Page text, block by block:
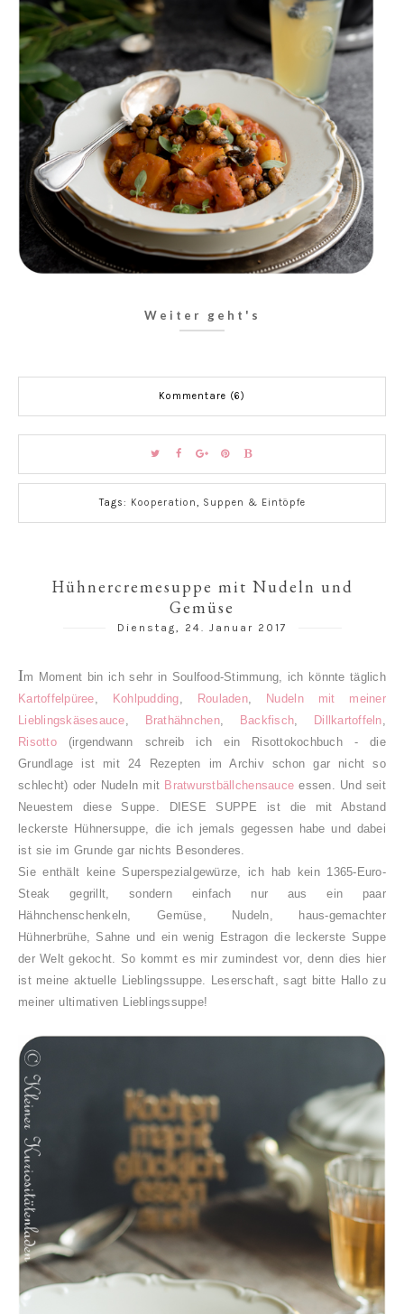
Weiter geht's
Kommentare (6)
Tags: Kooperation, Suppen & Eintöpfe
Hühnercremesuppe mit Nudeln und
Gemüse
Dienstag, 24. Januar 2017
Im Moment bin ich sehr in Soulfood-Stimmung, ich könnte täglich
Kartoffelpüree, Kohlpudding, Rouladen,
Nudeln mit meiner
Lieblingskäsesauce, Brathähnchen, Backfisch, Dillkartoffeln,
Risotto(irgendwann schreib ich ein Risottokochbuch - die
Grundlage ist mit 24 Rezepten im Archiv schon gar nicht so
schlecht) oder Nudeln mit Bratwurstbällchensauce essen. Und seit
Neuestem diese Suppe. DIESE SUPPE ist die mit Abstand
leckerste Hühnersuppe, die ich jemals gegessen habe und dabei
ist sie im Grunde gar nichts Besonderes.
Sie enthält keine Superspezialgewürze, ich hab kein 1365-Euro-
Steak gegrillt, sondern einfach nur aus ein paar
Hähnchenschenkeln, Gemüse, Nudeln, haus-gemachter
Hühnerbrühe, Sahne und ein wenig Estragon die leckerste Suppe
der Welt gekocht. So kommt es mir zumindest vor, denn dies hier
ist meine aktuelle Lieblingssuppe. Leserschaft, sagt bitte Hallo zu
meiner ultimativen Lieblingssuppe!